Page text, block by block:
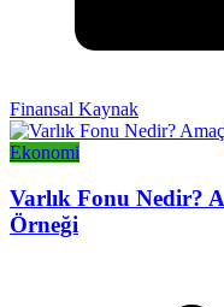
Finansal Kaynak
Ekonomi
Varlık Fonu Nedir?
Örneği